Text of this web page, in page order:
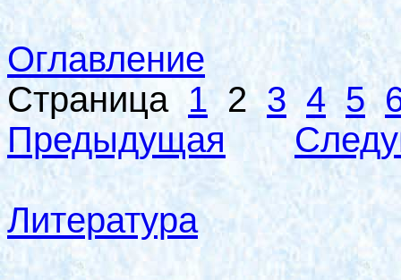
Оглавление
Страница 123 4 5
Предыдущая
Литература